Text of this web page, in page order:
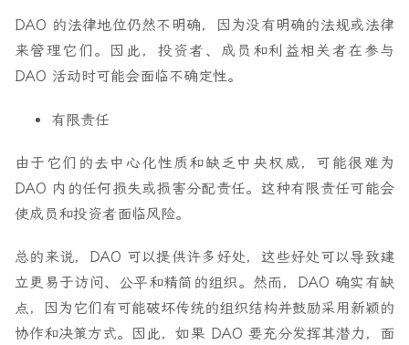
DAO 的法律地位仍然不明确，因为没有明确的法规或法律
来管理它们。因此，投资者、成员和利益相关者在参与
DAO 活动时可能会面临不确定性。
有限责任
由于它们的去中心化性质和缺乏中央权威，可能很难为
DAO 内的任何损失或损害分配责任。这种有限责任可能会
使成员和投资者面临风险。
总的来说，DAO 可以提供许多好处，这些好处可以导致建
立更易于访问、公平和精简的组织。然而，DAO 确实有缺
点，因为它们有可能破坏传统的组织结构并鼓励采用新颖的
协作和决策方式。因此，如果 DAO 要充分发挥其潜力，面